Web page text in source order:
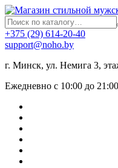
+375 (29) 614-20-40
support@noho.by
г. Минск, ул. Немига 3,
Ежедневно с 10:00 до 21:00